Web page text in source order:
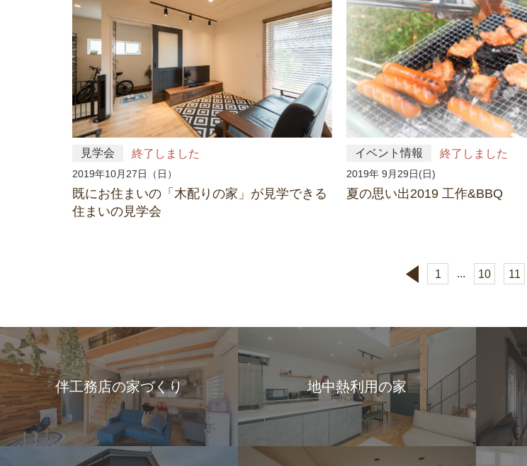
見学会 終了しました
2019年10月27日（日）
既にお住まいの「木配りの家」が見学できる
住まいの見学会
イベント情報 終了しました
2019年 9月29日(日)
夏の思い出2019 工作&BBQ
1 ... 10 11
伴工務店の家づくり 地中熱利用の家